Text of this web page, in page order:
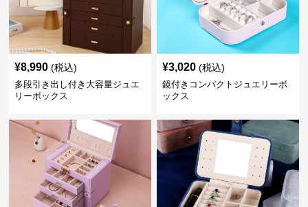
¥8,990 (税込)
多段引き出し付き大容量ジュエ
リーボックス
¥3,020 (税込)
鏡付きコンパクトジュエリーボ
ックス